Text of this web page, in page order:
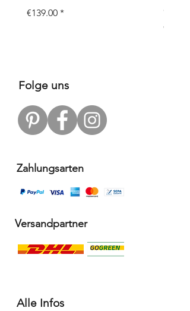
Price
€139.00
Price
€109.00
Folge uns
Zahlungsarten
Versandpartner
Alle Infos